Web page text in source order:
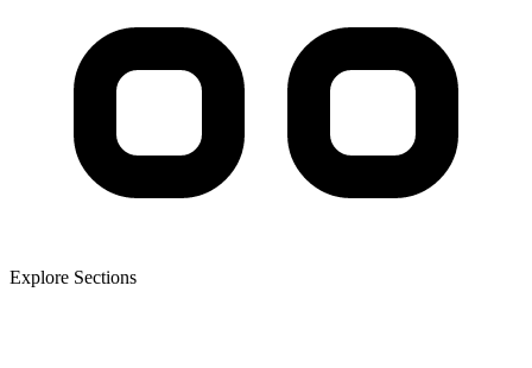
Explore Sections